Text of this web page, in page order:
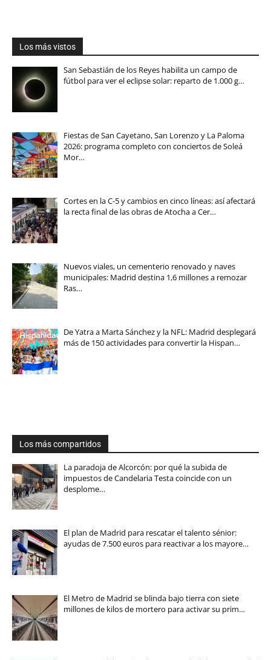
Los más vistos
San Sebastián de los Reyes habilita un campo de
fútbol para ver el eclipse solar: reparto de 1.000 g…
Fiestas de San Cayetano, San Lorenzo y La Paloma
2026: programa completo con conciertos de Soleá
Mor…
Cortes en la C-5 y cambios en cinco líneas: así afectará
la recta final de las obras de Atocha a Cer…
Nuevos viales, un cementerio renovado y naves
municipales: Madrid destina 1,6 millones a remozar
Ras…
De Yatra a Marta Sánchez y la NFL: Madrid desplegará
más de 150 actividades para convertir la Hispan…
Los más compartidos
La paradoja de Alcorcón: por qué la subida de
impuestos de Candelaria Testa coincide con un
desplome…
El plan de Madrid para rescatar el talento sénior:
ayudas de 7.500 euros para reactivar a los mayore…
El Metro de Madrid se blinda bajo tierra con siete
millones de kilos de mortero para activar su prim…